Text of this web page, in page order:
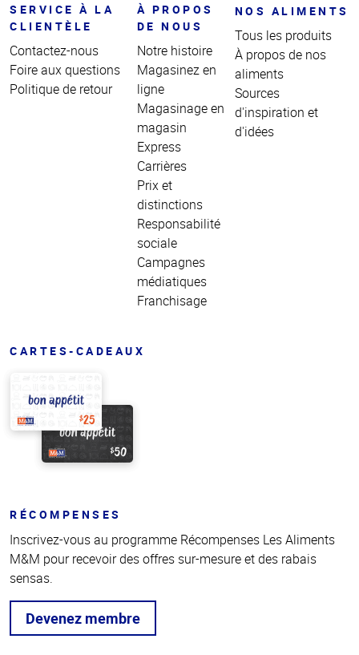
SERVICE À LA
CLIENTÈLE
Contactez-nous
Foire aux questions
Politique de retour
À PROPOS
DE NOUS
Notre histoire
Magasinez en
ligne
Magasinage en
magasin
Express
Carrières
Prix et
distinctions
Responsabilité
sociale
Campagnes
médiatiques
Franchisage
NOS ALIMENTS
Tous les produits
À propos de nos
aliments
Sources
d'inspiration et
d'idées
CARTES-CADEAUX
RÉCOMPENSES
Inscrivez-vous au programme Récompenses Les Aliments
M&M pour recevoir des offres sur-mesure et des rabais
sensas.
Devenez membre